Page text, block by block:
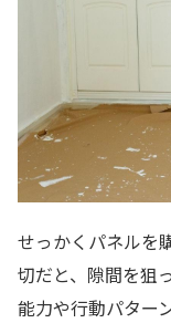
せっかくパネルを
切だと、隙間を狙
能力や行動パター